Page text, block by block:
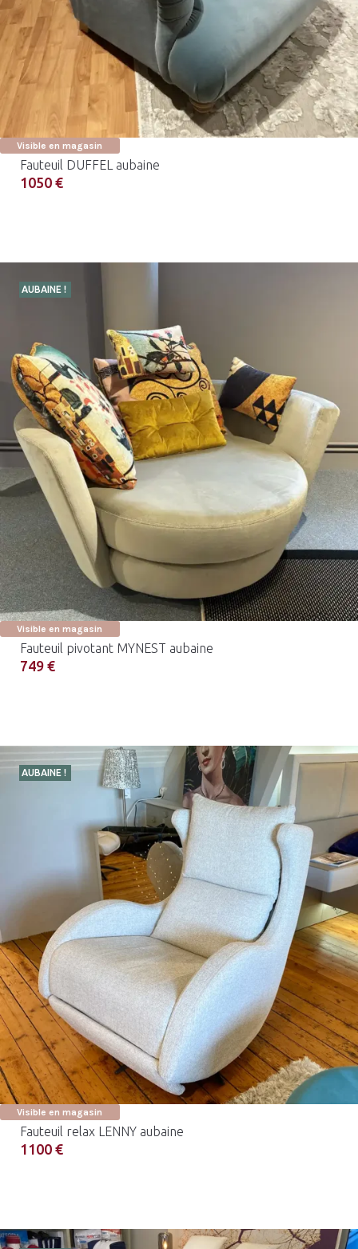
Visible en magasin
Fauteuil DUFFEL aubaine
1050 €
AUBAINE !
Visible en magasin
Fauteuil pivotant MYNEST aubaine
749 €
AUBAINE !
Visible en magasin
Fauteuil relax LENNY aubaine
1100 €